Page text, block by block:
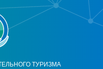
ТУРИЗМА